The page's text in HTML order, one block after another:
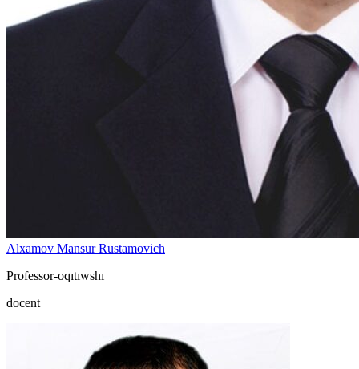
Alxamov Mansur Rustamovich
Professor-oqıtıwshı
docent